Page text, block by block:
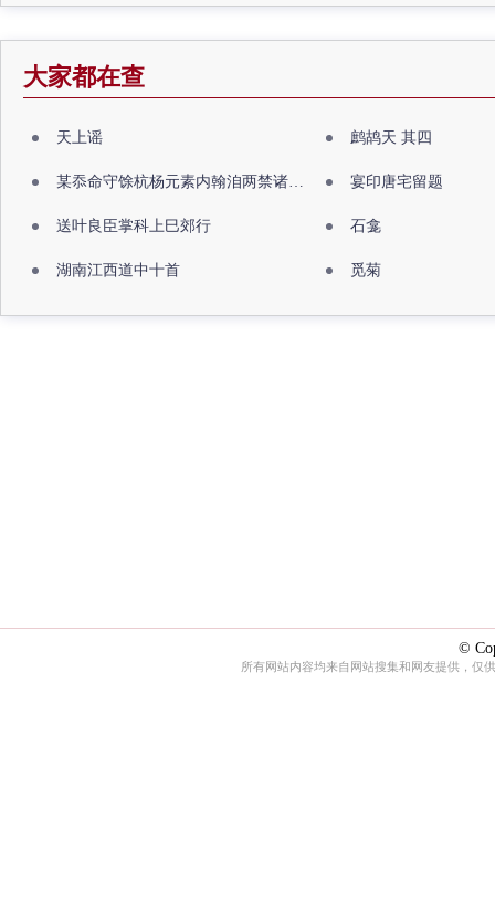
大家都在查
天上谣 鹧鸪天 其四
某忝命守馀杭杨元素内翰洎两禁诸公出祖佛寺 宴印唐宅留题
送叶良臣掌科上巳郊行 石龛
湖南江西道中十首 觅菊
©
所有网站内容均来自网站搜集和网友提供，仅